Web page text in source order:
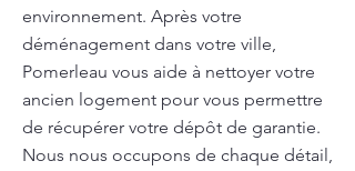
environnement. Après votre
déménagement dans votre ville,
Pomerleau vous aide à nettoyer votre
ancien logement pour vous permettre
de récupérer votre dépôt de garantie.
Nous nous occupons de chaque détail,